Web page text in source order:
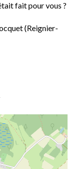
fait pour vous ?
(Reignier-